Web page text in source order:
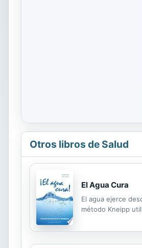
Otros libros de Salud
El Agua Cura
El agua ejerce
método Kneipp